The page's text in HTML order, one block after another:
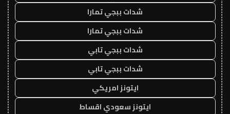
شدات ببجي تمارا
شدات ببجي تمارا
شدات ببجي تابي
شدات ببجي تابي
ايتونز امريكي
ايتونز سعودي اقساط